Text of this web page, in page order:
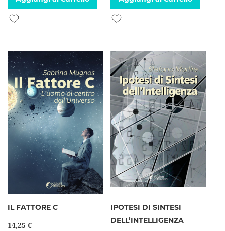
Aggiungi alla lista desideri Aggiungi alla lista desideri
IL FATTORE C
14,25 €
IPOTESI DI SINTESI
DELL’INTELLIGENZA